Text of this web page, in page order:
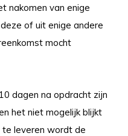
nakomen van enige
of uit enige andere
mocht
dagen na opdracht zijn
het niet mogelijk blijkt
te leveren wordt de